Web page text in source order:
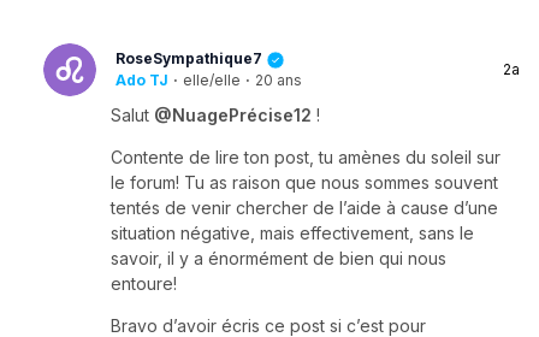
RoseSympathique7
Ado TJ · elle/elle · 20 ans
2a
Salut @NuagePrécise12 !
Contente de lire ton post, tu amènes du soleil sur
le forum! Tu as raison que nous sommes souvent
tentés de venir chercher de l’aide à cause d’une
situation négative, mais effectivement, sans le
savoir, il y a énormément de bien qui nous
entoure!
Bravo d’avoir écris ce post si c’est pour